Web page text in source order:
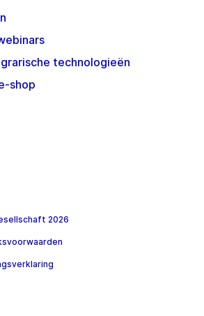
technologieën
shop
2026